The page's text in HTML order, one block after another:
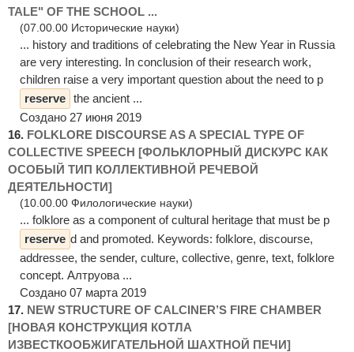
TALE" OF THE SCHOOL ...
(07.00.00 Исторические науки)
... history and traditions of celebrating the New Year in Russia
are very interesting. In conclusion of their research work,
children raise a very important question about the need to p
reserve the ancient ...
Создано 27 июня 2019
16. FOLKLORE DISCOURSE AS A SPECIAL TYPE OF
COLLECTIVE SPEECH [ФОЛЬКЛОРНЫЙ ДИСКУРС КАК
ОСОБЫЙ ТИП КОЛЛЕКТИВНОЙ РЕЧЕВОЙ
ДЕЯТЕЛЬНОСТИ]
(10.00.00 Филологические науки)
... folklore as a component of cultural heritage that must be p
reserve d and promoted. Keywords: folklore, discourse,
addressee, the sender, culture, collective, genre, text, folklore
concept. Алтруова ...
Создано 07 марта 2019
17. NEW STRUCTURE OF CALCINER’S FIRE CHAMBER
[НОВАЯ КОНСТРУКЦИЯ КОТЛА
ИЗВЕСТКООБЖИГАТЕЛЬНОЙ ШАХТНОЙ ПЕЧИ]